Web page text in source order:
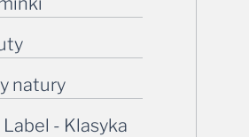
natury
- Klasyka